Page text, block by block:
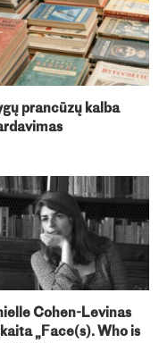
prancūzų kalba
Cohen-Levinas
„Face(s). Who is